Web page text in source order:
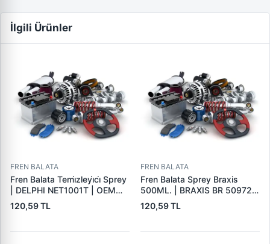
İlgili Ürünler
FREN BALATA
Fren Balata Temi̇zleyi̇ci̇ Sprey
| DELPHI NET1001T | OEM
BALATA SPREYI
120,59 TL
FREN BALATA
Fren Balata Sprey Braxis
500ML. | BRAXIS BR 50972 |
OEM BALATA SPREYI
120,59 TL